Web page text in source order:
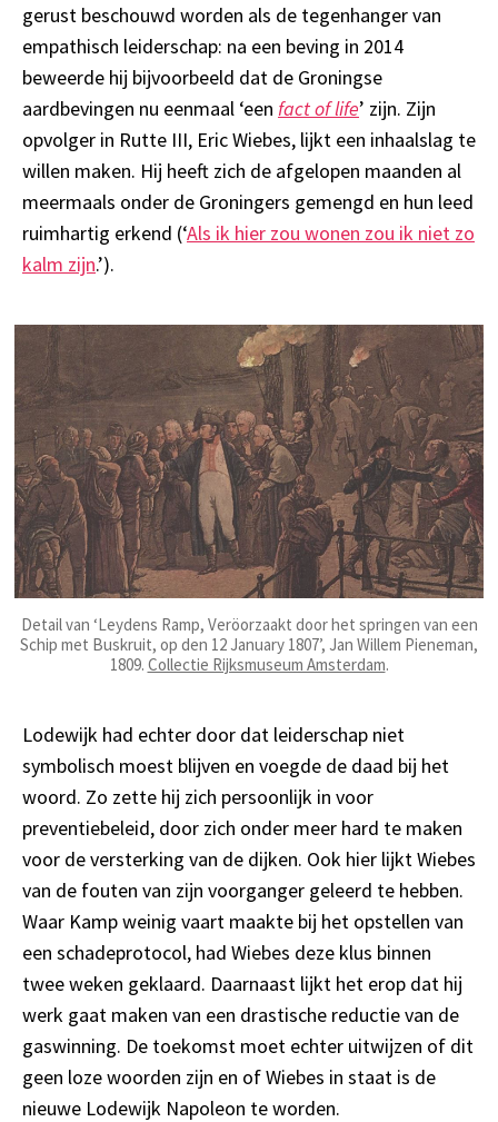
gerust beschouwd worden als de tegenhanger van
empathisch leiderschap: na een beving in 2014
beweerde hij bijvoorbeeld dat de Groningse
aardbevingen nu eenmaal ‘een fact of life’ zijn. Zijn
opvolger in Rutte III, Eric Wiebes, lijkt een inhaalslag te
willen maken. Hij heeft zich de afgelopen maanden al
meermaals onder de Groningers gemengd en hun leed
ruimhartig erkend (‘Als ik hier zou wonen zou ik niet zo
kalm zijn.’).
Detail van ‘Leydens Ramp, Veröorzaakt door het springen van een
Schip met Buskruit, op den 12 January 1807’, Jan Willem Pieneman,
1809. Collectie Rijksmuseum Amsterdam.
Lodewijk had echter door dat leiderschap niet
symbolisch moest blijven en voegde de daad bij het
woord. Zo zette hij zich persoonlijk in voor
preventiebeleid, door zich onder meer hard te maken
voor de versterking van de dijken. Ook hier lijkt Wiebes
van de fouten van zijn voorganger geleerd te hebben.
Waar Kamp weinig vaart maakte bij het opstellen van
een schadeprotocol, had Wiebes deze klus binnen
twee weken geklaard. Daarnaast lijkt het erop dat hij
werk gaat maken van een drastische reductie van de
gaswinning. De toekomst moet echter uitwijzen of dit
geen loze woorden zijn en of Wiebes in staat is de
nieuwe Lodewijk Napoleon te worden.